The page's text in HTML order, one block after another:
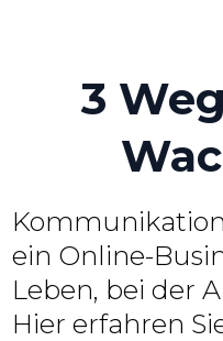
3
ein Online-
Leben, bei der
Hier erfahren